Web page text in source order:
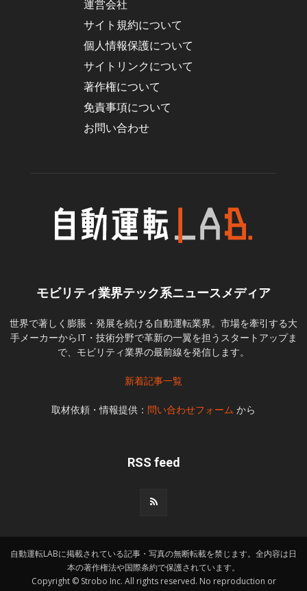
運営会社
サイト規約について
個人情報保護について
サイトリンクについて
著作権について
免責事項について
お問い合わせ
モビリティ業界テック系ニュースメディア
世界で著しく膨脹・発展を続ける自動運転業界。市場を牽引する大
手メーカーからIT・技術分野で革新の一翼を担うスタートアップま
で、モビリティ業界の最前線を発信します。
新着記事一覧
取材依頼・情報提供： 問い合わせフォーム から
RSS feed
自動運転LABに掲載されている記事・写真の無断転載を禁じます。全内容は日
本の著作権法や国際条約で保護されています。
Copyright © Strobo Inc. All rights reserved. No reproduction or